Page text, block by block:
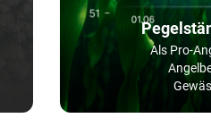
Als Pro-